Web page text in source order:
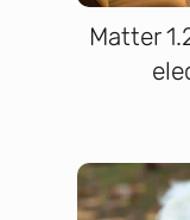
Matter